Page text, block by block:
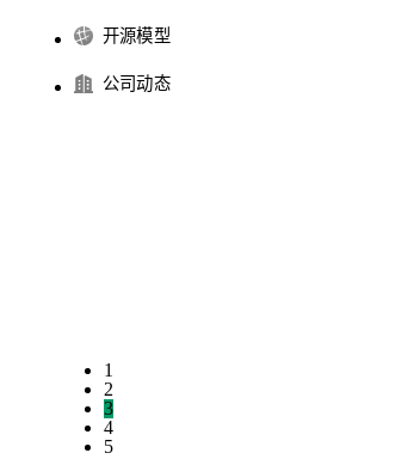
开源模型
公司动态
1
2
3
4
5